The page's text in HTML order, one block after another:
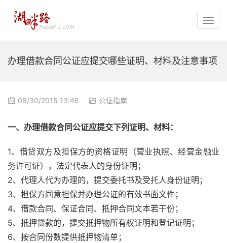
办理借款合同公证应提交哪些证明、材料及注意事项
08/30/2015 13:46 公证指南
一、办理借款合同公证应提交下列证明、材料：
1、借贷双方及担保方的资格证明（营业执照、经营金融业
务许可证），法定代表人的身份证明；
2、代理人代为办理的，提交委托书及受托人身份证明；
3、担保方同意担保并办理公证的有效书面文件；
4、借款合同、保证合同、抵押合同文本若干份；
5、抵押贷款的，提交抵押物所有权证明和登记证明；
6、按合同份数提供抵押物清单；